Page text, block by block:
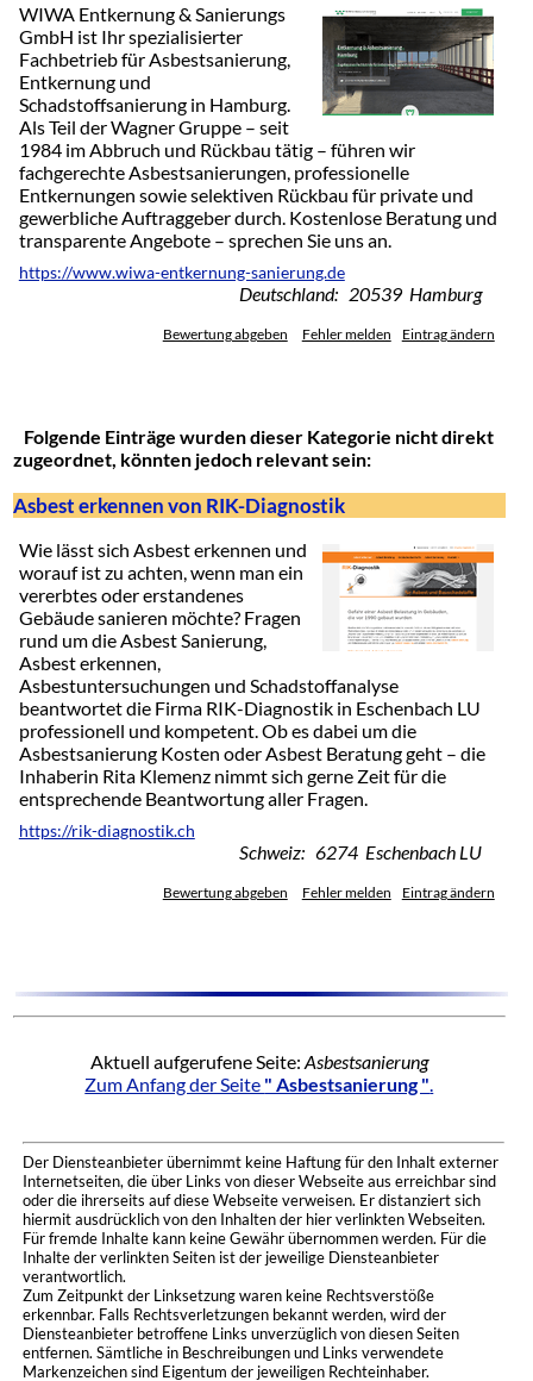
WIWA Entkernung & Sanierungs
GmbH ist Ihr spezialisierter
Fachbetrieb für Asbestsanierung,
Entkernung und
Schadstoffsanierung in Hamburg.
Als Teil der Wagner Gruppe – seit
1984 im Abbruch und Rückbau tätig – führen wir
fachgerechte Asbestsanierungen, professionelle
Entkernungen sowie selektiven Rückbau für private und
gewerbliche Auftraggeber durch. Kostenlose Beratung und
transparente Angebote – sprechen Sie uns an.
https://www.wiwa-entkernung-sanierung.de
Deutschland: 20539 Hamburg
Bewertung abgeben Fehler melden Eintrag ändern
Folgende Einträge wurden dieser Kategorie nicht direkt
zugeordnet, könnten jedoch relevant sein:
Asbest erkennen von RIK-Diagnostik
Wie lässt sich Asbest erkennen und
worauf ist zu achten, wenn man ein
vererbtes oder erstandenes
Gebäude sanieren möchte? Fragen
rund um die Asbest Sanierung,
Asbest erkennen,
Asbestuntersuchungen und Schadstoffanalyse
beantwortet die Firma RIK-Diagnostik in Eschenbach LU
professionell und kompetent. Ob es dabei um die
Asbestsanierung Kosten oder Asbest Beratung geht – die
Inhaberin Rita Klemenz nimmt sich gerne Zeit für die
entsprechende Beantwortung aller Fragen.
https://rik-diagnostik.ch
Schweiz: 6274 Eschenbach LU
Bewertung abgeben Fehler melden Eintrag ändern
Aktuell aufgerufene Seite: Asbestsanierung
Zum Anfang der Seite " Asbestsanierung ".
Der Diensteanbieter übernimmt keine Haftung für den Inhalt externer
Internetseiten, die über Links von dieser Webseite aus erreichbar sind
oder die ihrerseits auf diese Webseite verweisen. Er distanziert sich
hiermit ausdrücklich von den Inhalten der hier verlinkten Webseiten.
Für fremde Inhalte kann keine Gewähr übernommen werden. Für die
Inhalte der verlinkten Seiten ist der jeweilige Diensteanbieter
verantwortlich.
Zum Zeitpunkt der Linksetzung waren keine Rechtsverstöße
erkennbar. Falls Rechtsverletzungen bekannt werden, wird der
Diensteanbieter betroffene Links unverzüglich von diesen Seiten
entfernen. Sämtliche in Beschreibungen und Links verwendete
Markenzeichen sind Eigentum der jeweiligen Rechteinhaber.